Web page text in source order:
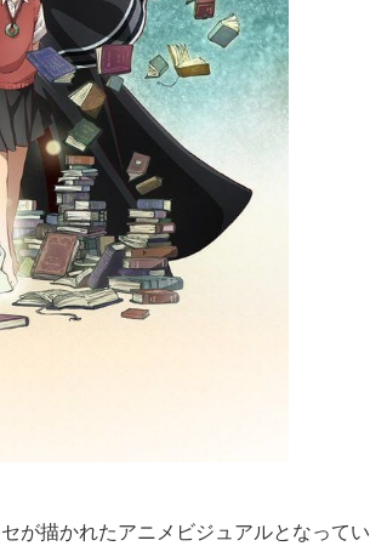
が描かれたアニメビジュアルとなってい